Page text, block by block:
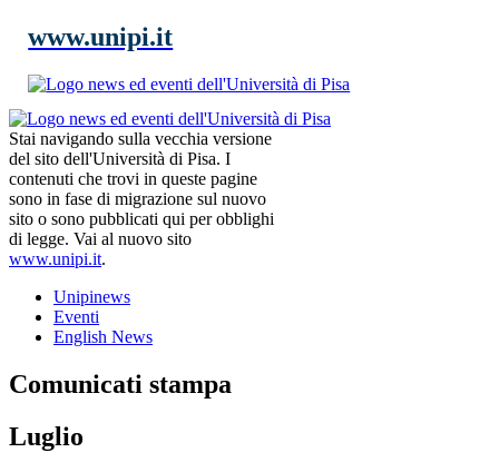
www.unipi.it
Stai navigando sulla vecchia versione
del sito dell'Università di Pisa. I
contenuti che trovi in queste pagine
sono in fase di migrazione sul nuovo
sito o sono pubblicati qui per obblighi
di legge. Vai al nuovo sito
www.unipi.it.
Unipinews
Eventi
English News
Comunicati stampa
Luglio